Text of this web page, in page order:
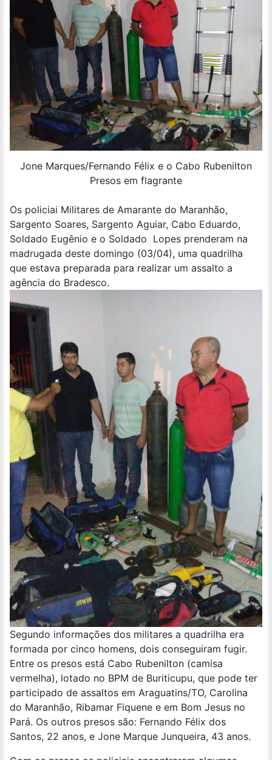
Jone Marques/Fernando Félix e o Cabo Rubenilton
Presos em flagrante
Os policiai Militares de Amarante do Maranhão,
Sargento Soares, Sargento Aguiar, Cabo Eduardo,
Soldado Eugênio e o Soldado Lopes prenderam na
madrugada deste domingo (03/04), uma quadrilha
que estava preparada para realizar um assalto a
agência do Bradesco.
Segundo informações dos militares a quadrilha era
formada por cinco homens, dois conseguiram fugir.
Entre os presos está Cabo Rubenilton (camisa
vermelha), lotado no BPM de Buriticupu, que pode ter
participado de assaltos em Araguatins/TO, Carolina
do Maranhão, Ribamar Fiquene e em Bom Jesus no
Pará. Os outros presos são: Fernando Félix dos
Santos, 22 anos, e Jone Marque Junqueira, 43 anos.